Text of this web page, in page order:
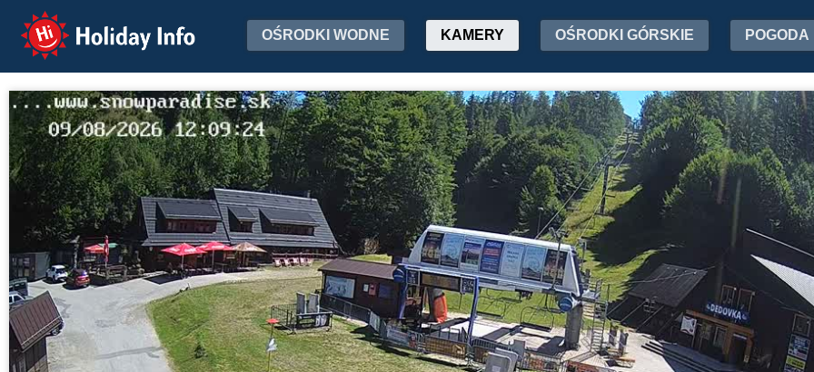
Holiday Info OŚRODKI WODNE KAMERY OŚRODKI GÓRSKIE POGODA